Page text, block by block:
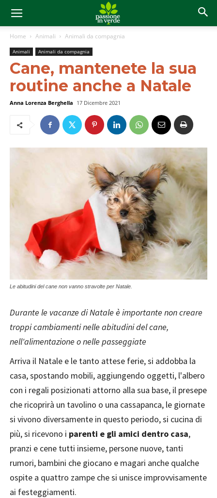
Home Animali Animali da compagnia
Animali Animali da compagnia
Cane, mantenete la sua
routine anche a Natale
Anna Lorenza Berghella 17 Dicembre 2021
Le abitudini del cane non vanno stravolte per Natale.
Durante le vacanze di Natale è importante non creare
troppi cambiamenti nelle abitudini del cane,
nell'alimentazione o nelle passeggiate
Arriva il Natale e le tanto attese ferie, si addobba la
casa, spostando mobili, aggiungendo oggetti, l'albero
con i regali posizionati attorno alla sua base, il presepe
che ricoprirà un tavolino o una cassapanca, le giornate
si vivono diversamente in questo periodo, si cucina di
più, si ricevono i parenti e gli amici dentro casa,
pranzi e cene tutti insieme, persone nuove, tanti
rumori, bambini che giocano e magari anche qualche
ospite a quattro zampe che si unisce improvvisamente
ai festeggiamenti.